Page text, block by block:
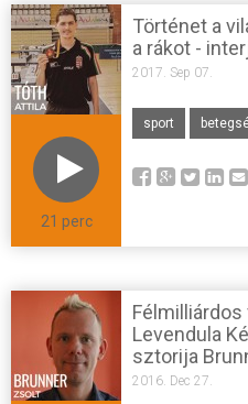
21 perc
Történet a
a rákot -
2017. Sep 07.
sport
Levendula
sztorija
2016. Dec 27.